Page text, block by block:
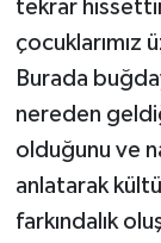
tekrar
çocuklarımız
Burada
nereden
olduğunu ve
anlatarak
farkındalık